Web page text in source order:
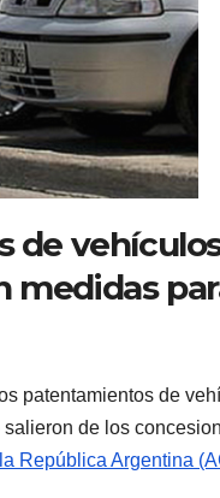
de
medidas
patentamientos de
de los
República Argentina